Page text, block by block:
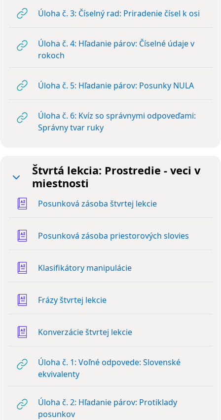
Úloha č. 3: Číselný rad: Priradenie čísel k osi
Úloha č. 4: Hľadanie párov: Číselné údaje v
rokoch
Úloha č. 5: Hľadanie párov: Posunky NULAURL
Úloha č. 6: Kvíz so správnymi odpoveďami:
Správny tvar rukyURL
Zbaliť
Štvrtá lekcia: Prostredie - veci v
miestnosti
Posunková zásoba štvrtej lekcieSlovník
Posunková zásoba priestorových slovies
Klasifikátory manipulácieSlovník
Frázy štvrtej lekcieSlovník
Konverzácie štvrtej lekcieSlovník
Úloha č. 1: Voľné odpovede: Slovenské
ekvivalentyURL
Úloha č. 2: Hľadanie párov: Protiklady
posunkovURL